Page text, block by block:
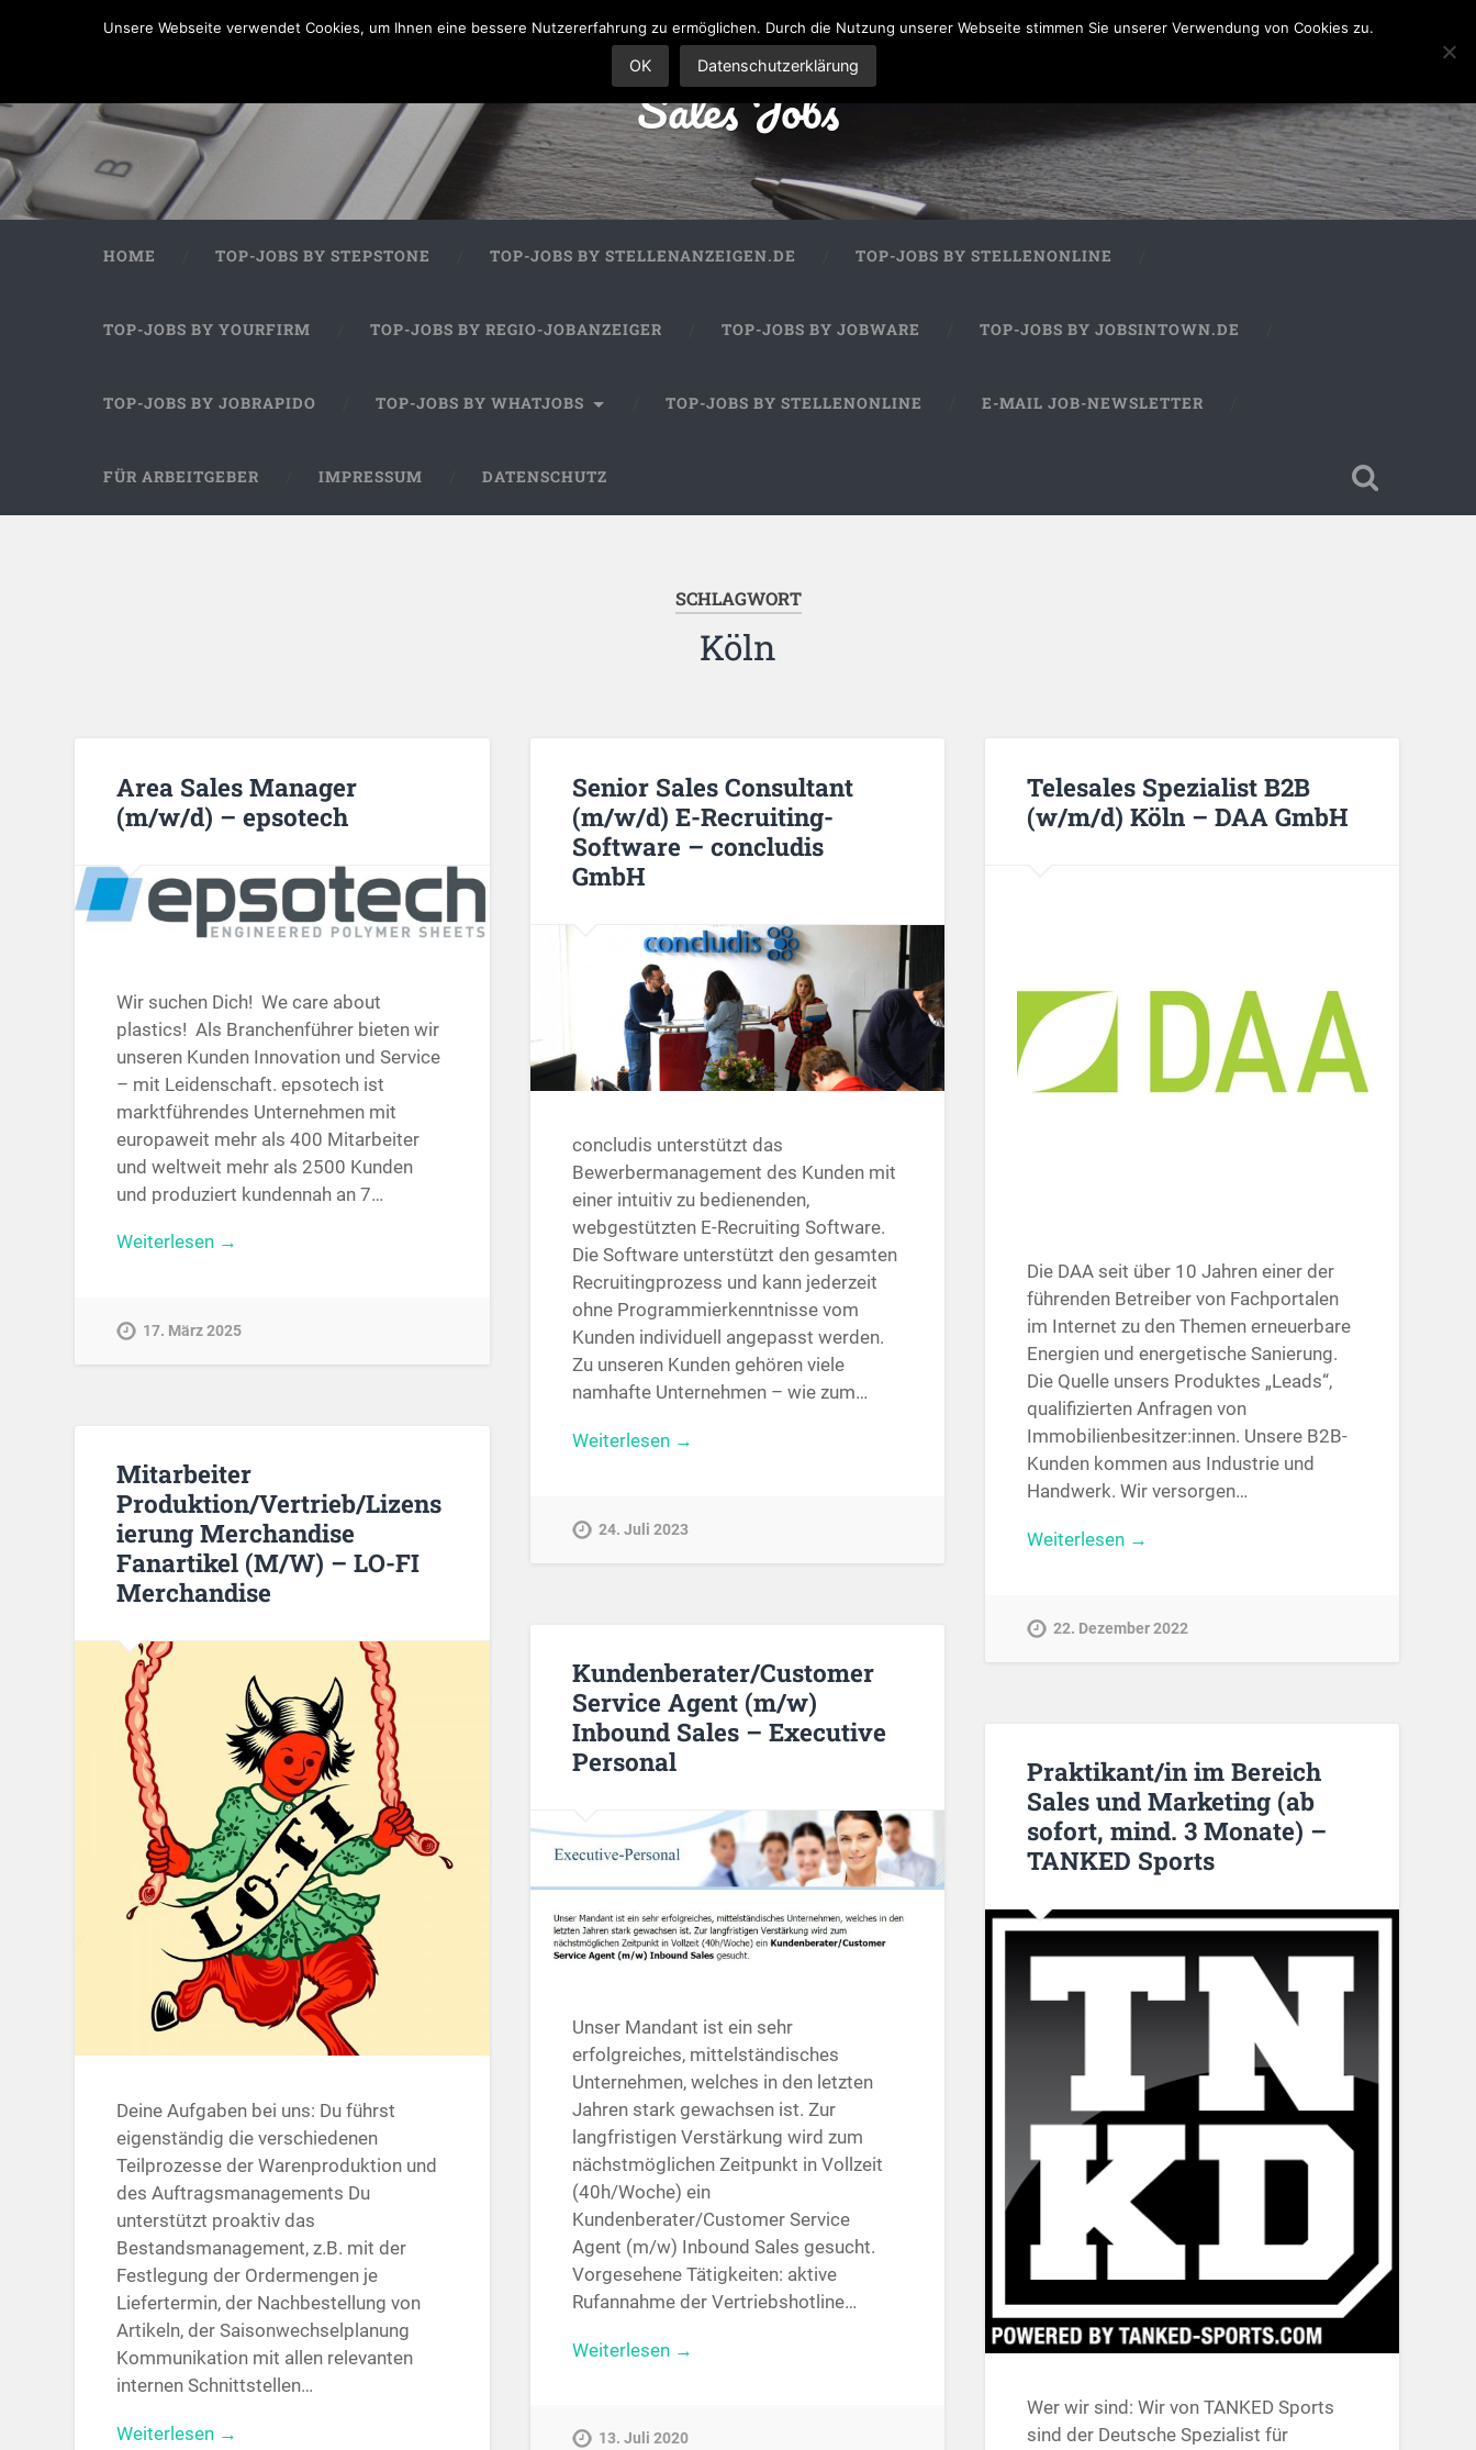
Sales Jobs
HOME TOP-JOBS BY STEPSTONE TOP-JOBS BY STELLENANZEIGEN.DE TOP-JOBS BY STELLENONLINE
TOP-JOBS BY YOURFIRM TOP-JOBS BY REGIO-JOBANZEIGER TOP-JOBS BY JOBWARE TOP-JOBS BY JOBSINTOWN.DE
TOP-JOBS BY JOBRAPIDO TOP-JOBS BY WHATJOBS TOP-JOBS BY STELLENONLINE E-MAIL JOB-NEWSLETTER
FÜR ARBEITGEBER IMPRESSUM DATENSCHUTZ
SCHLAGWORT
Köln
Area Sales Manager
(m/w/d) – epsotech
Wir suchen Dich! We care about
plastics! Als Branchenführer bieten wir
unseren Kunden Innovation und Service
– mit Leidenschaft. epsotech ist
marktführendes Unternehmen mit
europaweit mehr als 400 Mitarbeiter
und weltweit mehr als 2500 Kunden
und produziert kundennah an 7…
Weiterlesen →
17. März 2025
Senior Sales Consultant
(m/w/d) E-Recruiting-
Software – concludis
GmbH
concludis unterstützt das
Bewerbermanagement des Kunden mit
einer intuitiv zu bedienenden,
webgestützten E-Recruiting Software.
Die Software unterstützt den gesamten
Recruitingprozess und kann jederzeit
ohne Programmierkenntnisse vom
Kunden individuell angepasst werden.
Zu unseren Kunden gehören viele
namhafte Unternehmen – wie zum…
Weiterlesen →
24. Juli 2023
Telesales Spezialist B2B
(w/m/d) Köln – DAA GmbH
Die DAA seit über 10 Jahren einer der
führenden Betreiber von Fachportalen
im Internet zu den Themen erneuerbare
Energien und energetische Sanierung.
Die Quelle unsers Produktes „Leads“,
qualifizierten Anfragen von
Immobilienbesitzer:innen. Unsere B2B-
Kunden kommen aus Industrie und
Handwerk. Wir versorgen…
Weiterlesen →
22. Dezember 2022
Mitarbeiter
Produktion/Vertrieb/Lizens
ierung Merchandise
Fanartikel (M/W) – LO-FI
Merchandise
Deine Aufgaben bei uns: Du führst
eigenständig die verschiedenen
Teilprozesse der Warenproduktion und
des Auftragsmanagements Du
unterstützt proaktiv das
Bestandsmanagement, z.B. mit der
Festlegung der Ordermengen je
Liefertermin, der Nachbestellung von
Artikeln, der Saisonwechselplanung
Kommunikation mit allen relevanten
inter­nen Schnitt­stellen…
Weiterlesen →
Kundenberater/Customer
Service Agent (m/w)
Inbound Sales – Executive
Personal
Unser Mandant ist ein sehr
erfolgreiches, mittelständisches
Unternehmen, welches in den letzten
Jahren stark gewachsen ist. Zur
langfristigen Verstärkung wird zum
nächstmöglichen Zeitpunkt in Vollzeit
(40h/Woche) ein
Kundenberater/Customer Service
Agent (m/w) Inbound Sales gesucht.
Vorgesehene Tätigkeiten: aktive
Rufannahme der Vertriebshotline…
Weiterlesen →
13. Juli 2020
Praktikant/in im Bereich
Sales und Marketing (ab
sofort, mind. 3 Monate) –
TANKED Sports
Wer wir sind: Wir von TANKED Sports
sind der Deutsche Spezialist für
Unsere Webseite verwendet Cookies, um Ihnen eine bessere Nutzererfahrung zu ermöglichen. Durch die Nutzung unserer Webseite stimmen Sie unserer Verwendung von Cookies zu.
OK Datenschutzerklärung